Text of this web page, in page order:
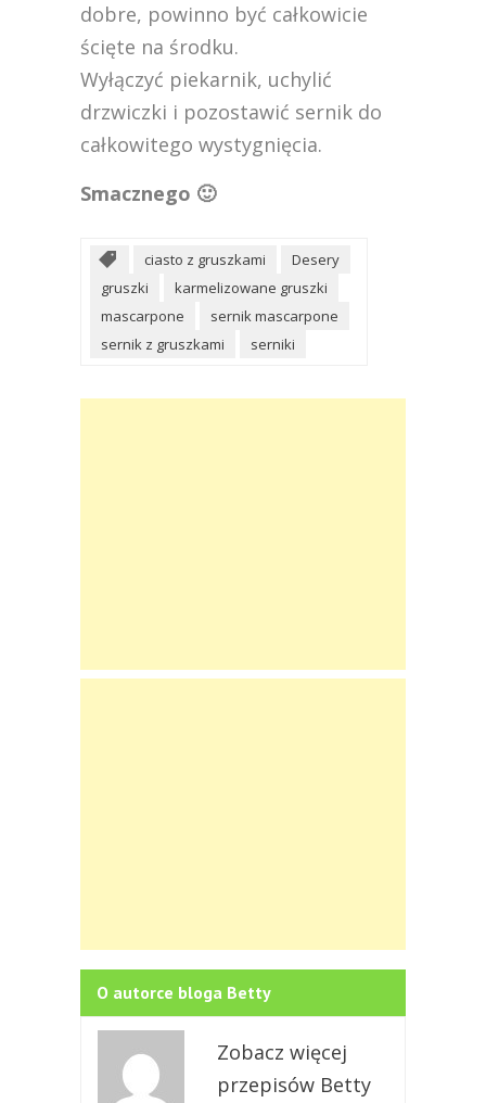
dobre, powinno być całkowicie
ścięte na środku.
Wyłączyć piekarnik, uchylić
drzwiczki i pozostawić sernik do
całkowitego wystygnięcia.
Smacznego 🙂
ciasto z gruszkami
Desery
gruszki
karmelizowane gruszki
mascarpone
sernik mascarpone
sernik z gruszkami
serniki
O autorce bloga Betty
Zobacz więcej
przepisów Betty